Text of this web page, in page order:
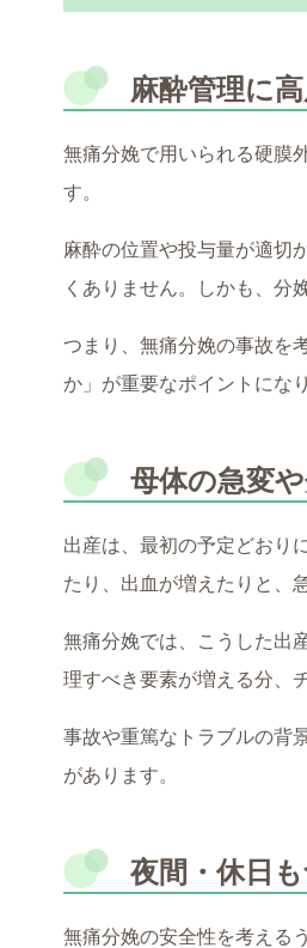
麻酔管理に
無痛分娩で用いられる硬膜
す。
麻酔の位置や投与量が適切
くありません。しかも、分
つまり、無痛分娩の事故を
か」が重要なポイントにな
母体の急変
出産は、最初の予定どおり
たり、出血が増えたりと、
無痛分娩では、こうした出
理すべき要素が増える分、
事故や重篤なトラブルの背
があります。
夜間・休日
無痛分娩の安全性を考える